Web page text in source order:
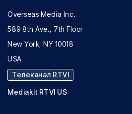
Overseas Media Inc.
589 8th Ave., 7th Floor
New York, NY 10018
USA
Телеканал RTVI
Mediakit RTVI US